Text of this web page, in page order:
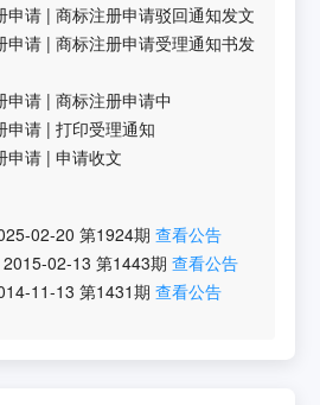
申请 |商标注册申请驳回通知发文
申请 |商标注册申请受理通知书发
申请 |商标注册申请中
申请 |打印受理通知
申请 |申请收文
02-20 第1924期 查看公告
2015-02-13 第1443期 查看公告
11-13 第1431期 查看公告